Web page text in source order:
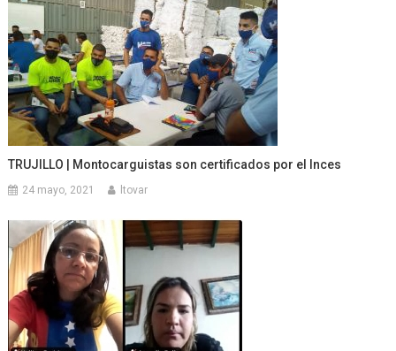
TRUJILLO | Montocarguistas son certificados por el Inces
24 mayo, 2021 ltovar